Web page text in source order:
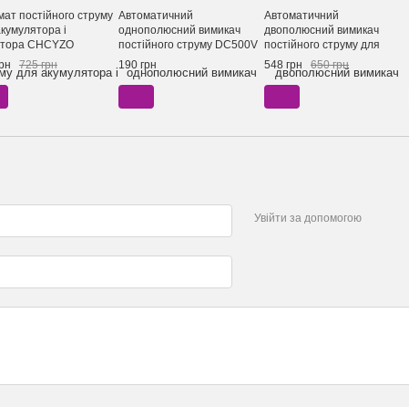
постійного струму
і
CHCYZO
DC B200A 1P 12VDC -
725 грн
Автоматичний
однополюсний вимикач
постійного струму DC500V
1Р TOMZN TOB1Z-63 6kA
20А
190 грн
Автоматичний
двополюсний вимикач
постійного струму для
акумулятора 2P C DC 600V
TOMZN TOB1Z-125 10kA
DIN, 80 А
548 грн 650 грн
Увійти за допомогою